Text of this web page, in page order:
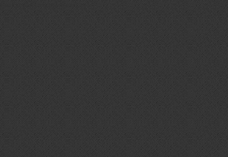
Cookie-Zustimmung verwalten